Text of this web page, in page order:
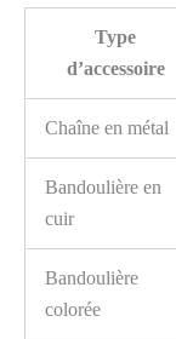
Type
d’accessoire
Chaîne en métal
Bandoulière en
cuir
Bandoulière
colorée